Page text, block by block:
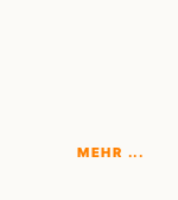
MEHR ...